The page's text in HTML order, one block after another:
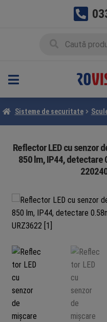
Sisteme de securitate
Reflector LED cu senzor
850 lm, IP44, detectare